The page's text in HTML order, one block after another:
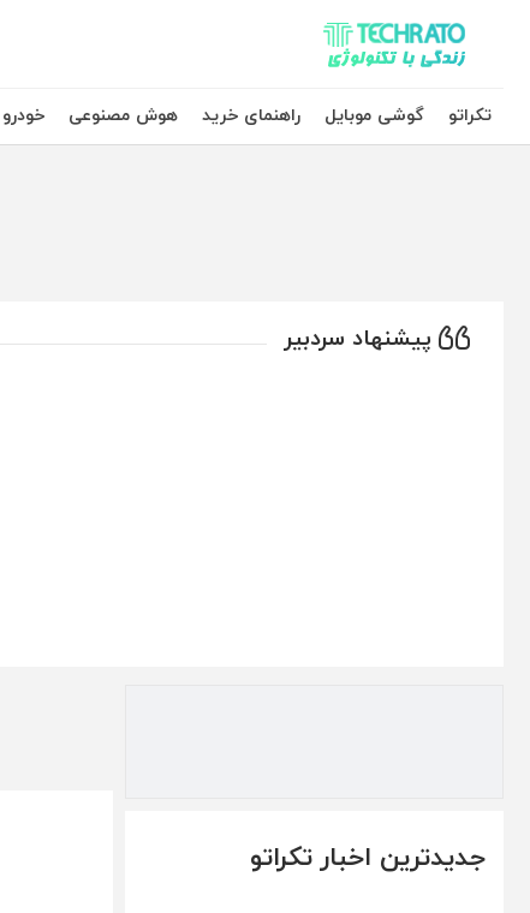
تکراتو – زندگی با تکنولوژی
تکراتو
گوشی موبایل راهنمای خرید هوش مصنوعی خودرو
پیشنهاد سردبیر
جدیدترین اخبار تکراتو